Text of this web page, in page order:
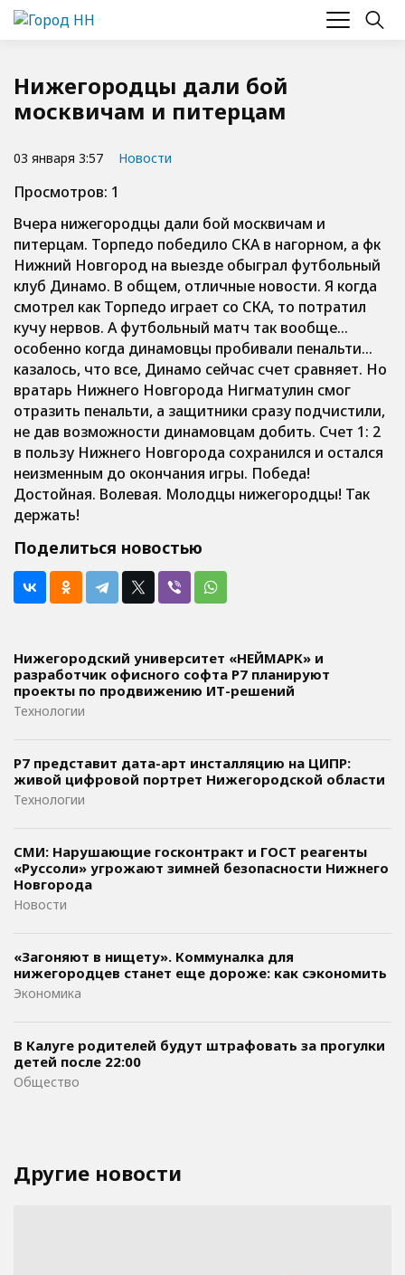
Нижегородцы дали бой
москвичам и питерцам
03 января 3:57 Новости
Просмотров: 1
Вчера нижегородцы дали бой москвичам и
питерцам. Торпедо победило СКА в нагорном, а фк
Нижний Новгород на выезде обыграл футбольный
клуб Динамо. В общем, отличные новости. Я когда
смотрел как Торпедо играет со СКА, то потратил
кучу нервов. А футбольный матч так вообще…
особенно когда динамовцы пробивали пенальти…
казалось, что все, Динамо сейчас счет сравняет. Но
вратарь Нижнего Новгорода Нигматулин смог
отразить пенальти, а защитники сразу подчистили,
не дав возможности динамовцам добить. Счет 1: 2
в пользу Нижнего Новгорода сохранился и остался
неизменным до окончания игры. Победа!
Достойная. Волевая. Молодцы нижегородцы! Так
держать!
Поделиться новостью
Нижегородский университет «НЕЙМАРК» и
разработчик офисного софта P7 планируют
проекты по продвижению ИТ-решений
Технологии
Р7 представит дата-арт инсталляцию на ЦИПР:
живой цифровой портрет Нижегородской области
Технологии
СМИ: Нарушающие госконтракт и ГОСТ реагенты
«Руссоли» угрожают зимней безопасности Нижнего
Новгорода
Новости
«Загоняют в нищету». Коммуналка для
нижегородцев станет еще дороже: как сэкономить
Экономика
В Калуге родителей будут штрафовать за прогулки
детей после 22:00
Общество
Другие новости